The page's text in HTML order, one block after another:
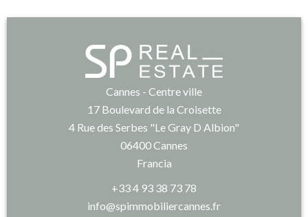
Cannes - Centre ville
17 Boulevard de la Croisette
4 Rue des Serbes "Le Gray D Albion"
06400Cannes
Francia
+33 4 93 38 73 78
info@spimmobiliercannes.fr